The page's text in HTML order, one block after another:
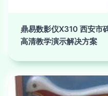
鼎易数影仪X310 西安市
高清教学演示解决方案